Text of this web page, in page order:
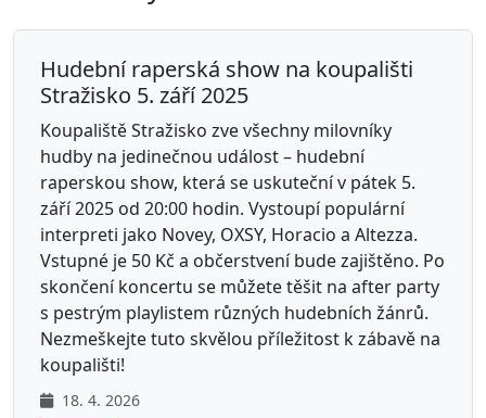
Hudební raperská show na koupališti
Stražisko 5. září 2025
Koupaliště Stražisko zve všechny milovníky
hudby na jedinečnou událost – hudební
raperskou show, která se uskuteční v pátek 5.
září 2025 od 20:00 hodin. Vystoupí populární
interpreti jako Novey, OXSY, Horacio a Altezza.
Vstupné je 50 Kč a občerstvení bude zajištěno. Po
skončení koncertu se můžete těšit na after party
s pestrým playlistem různých hudebních žánrů.
Nezmeškejte tuto skvělou příležitost k zábavě na
koupališti!
18. 4. 2026